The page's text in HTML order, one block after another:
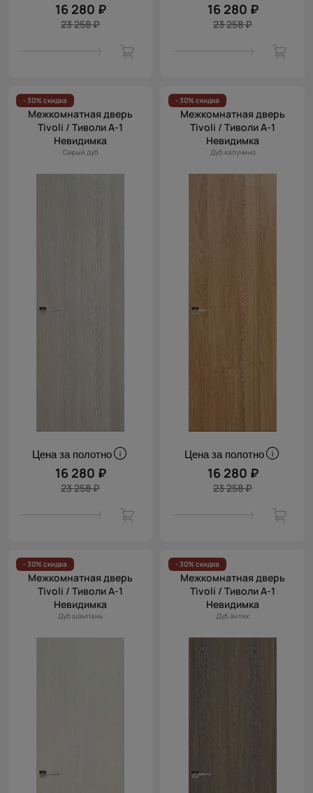
16 280 ₽
23 258 ₽
16 280 ₽
23 258 ₽
- 30% скидка
Межкомнатная дверь
Tivoli / Тиволи А-1
Невидимка
Серый дуб
Цена за полотно
16 280 ₽
23 258 ₽
- 30% скидка
Межкомнатная дверь
Tivoli / Тиволи А-1
Невидимка
Дуб капучино
Цена за полотно
16 280 ₽
23 258 ₽
- 30% скидка
Межкомнатная дверь
Tivoli / Тиволи А-1
Невидимка
Дуб шампань
- 30% скидка
Межкомнатная дверь
Tivoli / Тиволи А-1
Невидимка
Дуб антик